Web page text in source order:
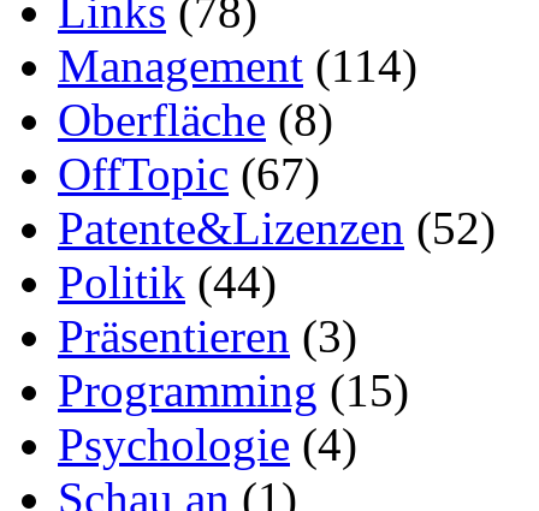
Links (78)
Management (114)
Oberfläche (8)
OffTopic (67)
Patente&Lizenzen (52)
Politik (44)
Präsentieren (3)
Programming (15)
Psychologie (4)
Schau an (1)